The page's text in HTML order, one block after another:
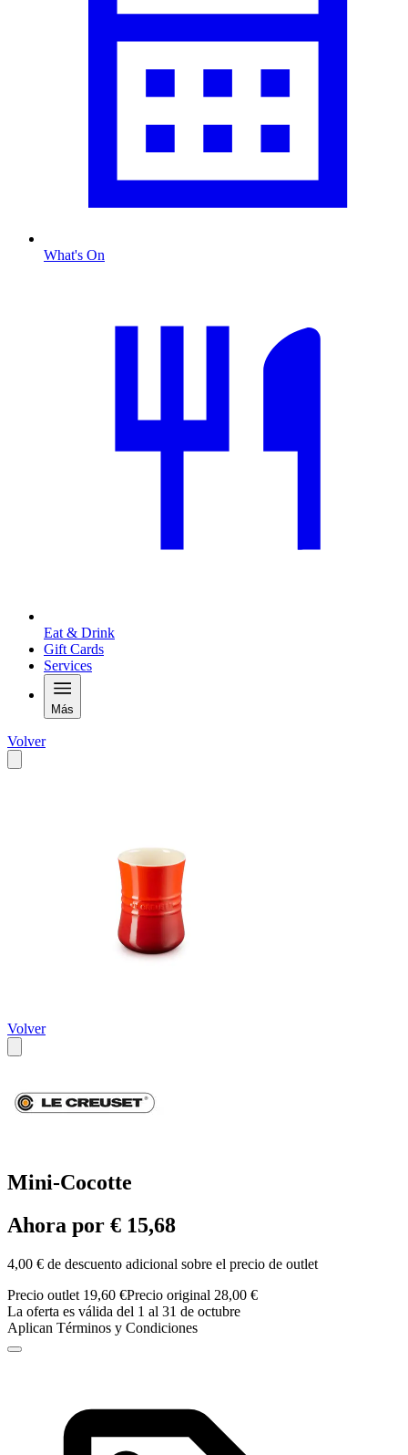
What's On
Eat & Drink
Gift Cards
Services
Más
Volver
Volver
Mini-Cocotte
Ahora por € 15,68
4,00 € de descuento adicional sobre el precio de outlet
Precio outlet 19,60 €Precio original 28,00 €
La oferta es válida del 1 al 31 de octubre
Aplican Términos y Condiciones